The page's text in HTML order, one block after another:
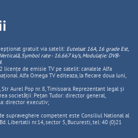
gratuit via satelit: Eutelsat 16A, 16 grade Est,
lă, Symbol rate - 16.667 ks/s, Modulație: DVB-
.
licențe de emisie TV pe satelit: canalele Alfa
Alfa Omega TV editeaza, la fiecare doua luni,
Aurel Pop nr. 8, Timisoara. Reprezentant legal și
societății: Pețan Tudor: director general,
director executiv;
supraveghere competent este Consiliul National al
Libertatii nr.14, sector 5, Bucuresti, tel: 40 (0)21